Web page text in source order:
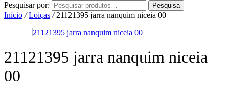
Pesquisar por:
Pesquisa
Início / Loiças /21121395 jarra nanquim niceia 00
21121395 jarra nanquim niceia
00